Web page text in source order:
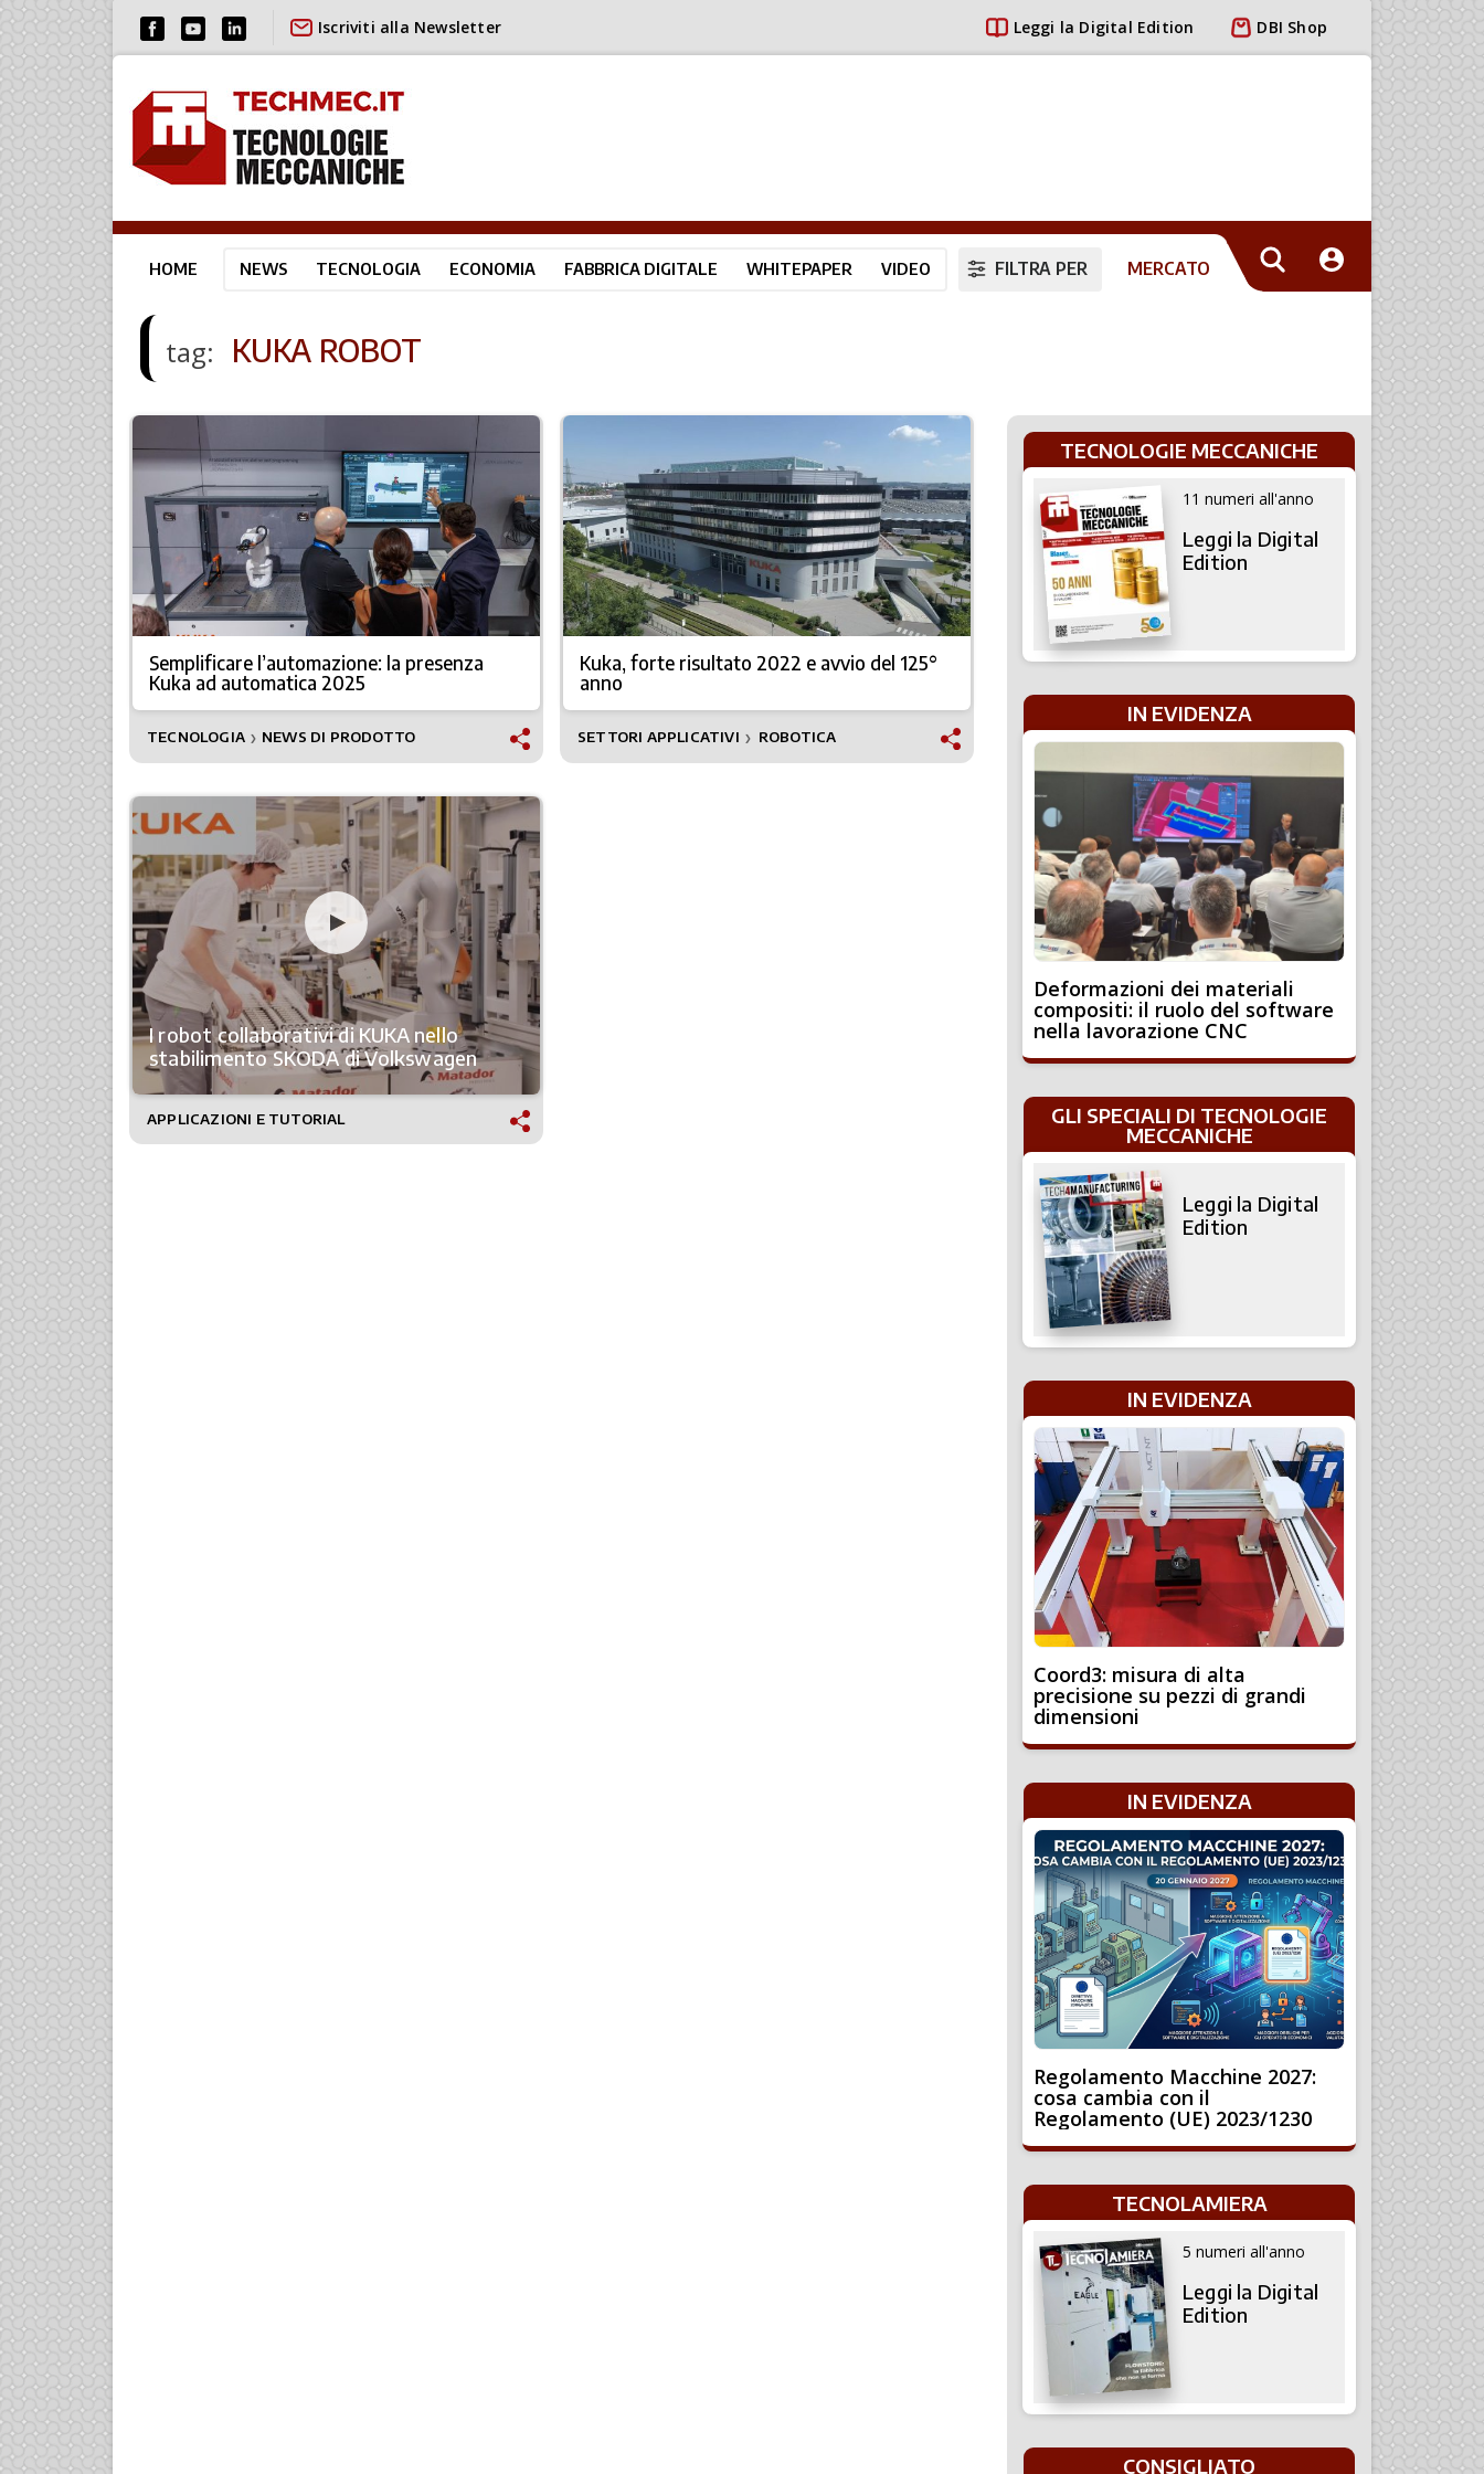
Iscriviti alla Newsletter Leggi la Digital Edition DBI Shop
HOME NEWS TECNOLOGIA ECONOMIA FABBRICA DIGITALE WHITEPAPER VIDEO FILTRA PER MERCATO
tag: KUKA ROBOT
Semplificare l’automazione: la presenza
Kuka ad automatica 2025
TECNOLOGIA ❯ NEWS DI PRODOTTO
Kuka, forte risultato 2022 e avvio del 125°
anno
SETTORI APPLICATIVI ❯ ROBOTICA
I robot collaborativi di KUKA nello
stabilimento SKODA di Volkswagen
APPLICAZIONI E TUTORIAL
TECNOLOGIE MECCANICHE
11 numeri all'anno
Leggi la Digital
Edition
IN EVIDENZA
Deformazioni dei materiali
compositi: il ruolo del software
nella lavorazione CNC
GLI SPECIALI DI TECNOLOGIE
MECCANICHE
Leggi la Digital
Edition
IN EVIDENZA
Coord3: misura di alta
precisione su pezzi di grandi
dimensioni
IN EVIDENZA
Regolamento Macchine 2027:
cosa cambia con il
Regolamento (UE) 2023/1230
TECNOLAMIERA
5 numeri all'anno
Leggi la Digital
Edition
CONSIGLIATO